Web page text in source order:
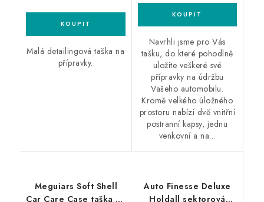
Malá detailingová taška na
přípravky.
Navrhli jsme pro Vás
tašku, do které pohodlně
uložíte veškeré své
přípravky na údržbu
Vašeho automobilu.
Kromě velkého úložného
prostoru nabízí dvě vnitřní
postranní kapsy, jednu
venkovní a na...
Meguiars Soft Shell
Car Care Case taška na
Auto Finesse Deluxe
Holdall sektorová